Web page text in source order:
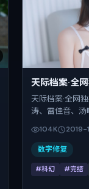
天际档案·全
天际档案·全网
涛、雷佳音、汤
实肌理推进人物
于泰国首映（
104K 2019-
数字修复
#科幻 #完结